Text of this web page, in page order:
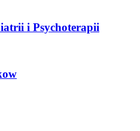
i Psychoterapii